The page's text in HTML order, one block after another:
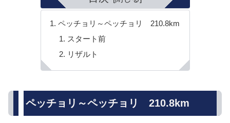
ペッチョリ～ペッチョリ 210.8km
スタート前
リザルト
ペッチョリ～ペッチョリ 210.8km